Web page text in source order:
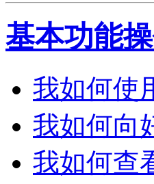
基本功能
我如何使
我如何向
我如何查